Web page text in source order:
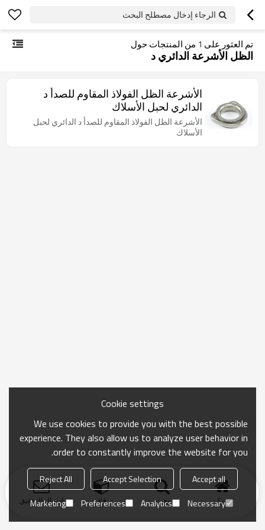
الرجاء إدخال مصطلح البحث
تم العثور على 1 من المنتجات حول
الظل الأشرعة الدائري د
الأشرعة الظل الفولاذ المقاوم للصدأ د
الدائري لحبل الأسلاك
الأشرعة الظل الفولاذ المقاوم للصدأ د الدائري لحبل
الأسلاك
منزل بحث فئة ارسال التحقيق
Cookie settings
We use cookies to provide you with the best possible
experience. They also allow us to analyze user behavior in
order to constantly improve the website for you.
Accept all
Accept Selection
Reject All
Necessary
Analytics
Preferences
Marketing